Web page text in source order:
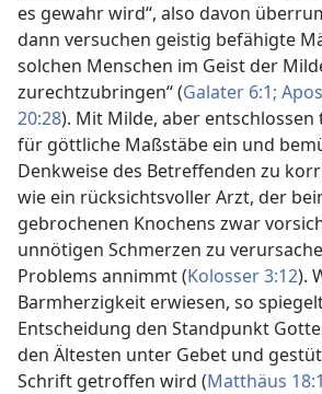
es gewahr wird“, also davon
dann versuchen geistig befähigte
solchen Menschen im Geist der
zurechtzubringen“ (Galater 6:1;
20:28). Mit Milde, aber
für göttliche Maßstäbe ein und
Denkweise des Betreffenden zu
wie ein rücksichtsvoller Arzt, der
gebrochenen Knochens zwar
unnötigen Schmerzen zu
Problems annimmt (Kolosser 3:12).
Barmherzigkeit erwiesen, so
Entscheidung den Standpunkt
den Ältesten unter Gebet und
Schrift getroffen wird (Matthäus